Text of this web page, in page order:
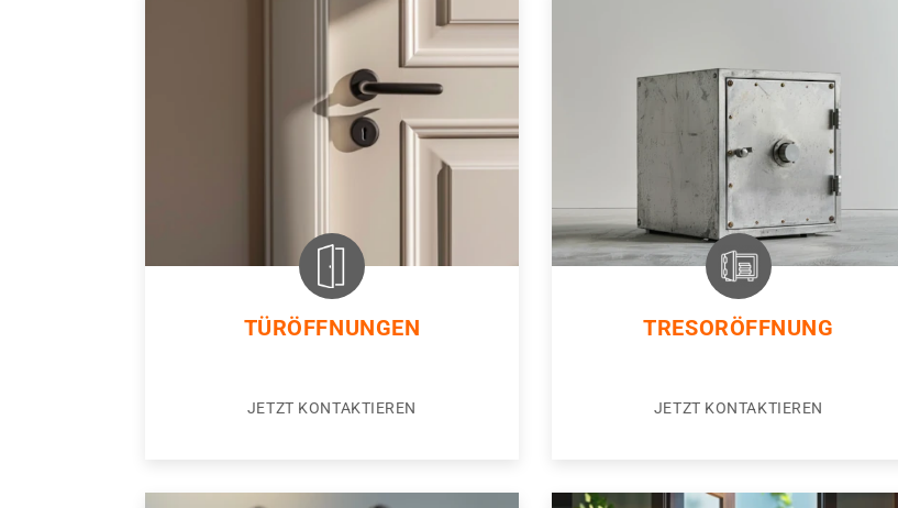
TÜRÖFFNUNGEN
JETZT KONTAKTIEREN
TRESORÖFFNUNG
JETZT KONTAKTIEREN